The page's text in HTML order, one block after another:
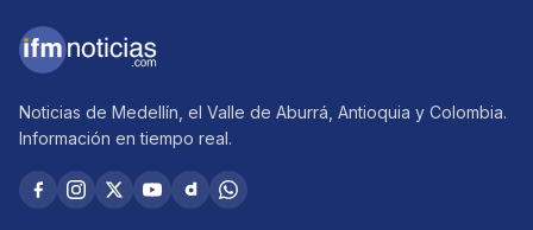
Noticias de Medellín, el Valle de Aburrá, Antioquia y Colombia.
Información en tiempo real.